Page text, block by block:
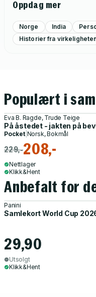
Oppdag mer
Norge India
Historier fra
Populært i
Eva B. Ragde, Trude Teige
På åstedet - jakten på
Pocket| Norsk, Bokmål
229,-208,-
Nettlager
Klikk&Hent
Anbefalt for
Panini
Samlekort World Cup
29,90
Utsolgt
Klikk&Hent